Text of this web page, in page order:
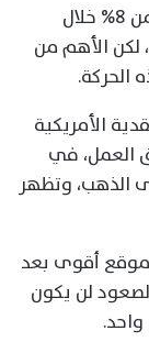
يرى «مرصد الذهب» أن ارتفاع الذهب بأكثر من 8% خلال
الأهم من
الحركة.
الأمريكية
في
الذهب، وتظهر
موقع أقوى بعد
لن يكون
واحد.